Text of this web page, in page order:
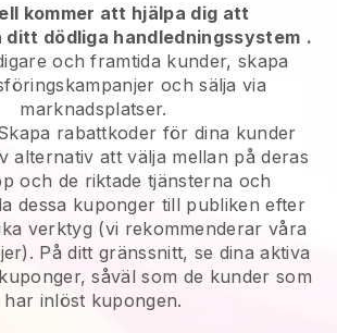
kommer att hjälpa dig att
ditt dödliga handledningssystem .
och framtida kunder, skapa
och sälja via
marknadsplatser.
rabattkoder för dina kunder
alternativ att välja mellan på deras
och de riktade tjänsterna och
dessa kuponger till publiken efter
verktyg (vi rekommenderar våra
På ditt gränssnitt, se dina aktiva
såväl som de kunder som
har inlöst kupongen.